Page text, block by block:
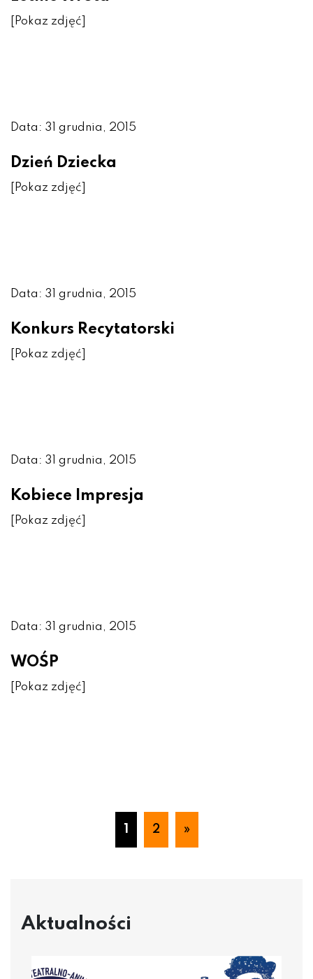
[Pokaz zdjęć]
Data: 31 grudnia, 2015
Dzień Dziecka
[Pokaz zdjęć]
Data: 31 grudnia, 2015
Konkurs Recytatorski
[Pokaz zdjęć]
Data: 31 grudnia, 2015
Kobiece Impresja
[Pokaz zdjęć]
Data: 31 grudnia, 2015
WOŚP
[Pokaz zdjęć]
1 2 »
Aktualności